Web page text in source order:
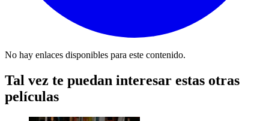
No hay enlaces disponibles para este contenido.
Tal vez te puedan interesar estas otras
películas